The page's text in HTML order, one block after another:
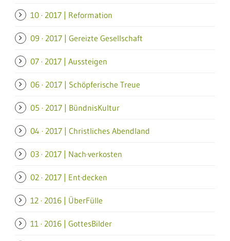
10 · 2017 | Reformation
09 · 2017 | Gereizte Gesellschaft
07 · 2017 | Aussteigen
06 · 2017 | Schöpferische Treue
05 · 2017 | BündnisKultur
04 · 2017 | Christliches Abendland
03 · 2017 | Nach·verkosten
02 · 2017 | Ent·decken
12 · 2016 | ÜberFülle
11 · 2016 | GottesBilder